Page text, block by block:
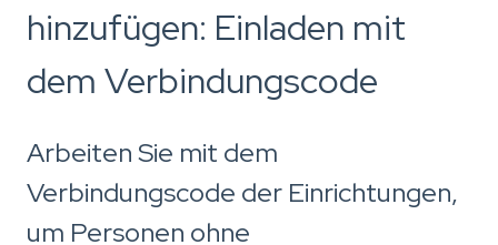
hinzufügen: Einladen mit
dem Verbindungscode
Arbeiten Sie mit dem
Verbindungscode der Einrichtungen,
um Personen ohne